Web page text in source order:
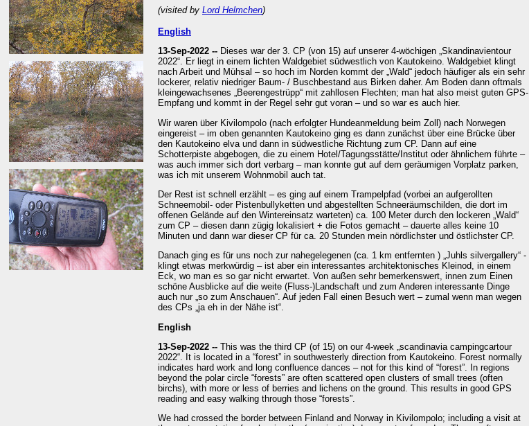
(visited by Lord Helmchen)
English
13-Sep-2022 -- Dieses war der 3. CP (von 15) auf unserer 4-wöchigen „Skandinavientour
2022“. Er liegt in einem lichten Waldgebiet südwestlich von Kautokeino. Waldgebiet klingt
nach Arbeit und Mühsal – so hoch im Norden kommt der „Wald“ jedoch häufiger als ein sehr
lockerer, relativ niedriger Baum- / Buschbestand aus Birken daher. Am Boden dann oftmals
kleingewachsenes „Beerengestrüpp“ mit zahllosen Flechten; man hat also meist guten GPS-
Empfang und kommt in der Regel sehr gut voran – und so war es auch hier.
Wir waren über Kivilompolo (nach erfolgter Hundeanmeldung beim Zoll) nach Norwegen
eingereist – im oben genannten Kautokeino ging es dann zunächst über eine Brücke über
den Kautokeino elva und dann in südwestliche Richtung zum CP. Dann auf eine
Schotterpiste abgebogen, die zu einem Hotel/Tagungsstätte/Institut oder ähnlichem führte –
was auch immer sich dort verbarg – man konnte gut auf dem geräumigen Vorplatz parken,
was ich mit unserem Wohnmobil auch tat.
Der Rest ist schnell erzählt – es ging auf einem Trampelpfad (vorbei an aufgerollten
Schneemobil- oder Pistenbullyketten und abgestellten Schneeräumschilden, die dort im
offenen Gelände auf den Wintereinsatz warteten) ca. 100 Meter durch den lockeren „Wald“
zum CP – diesen dann zügig lokalisiert + die Fotos gemacht – dauerte alles keine 10
Minuten und dann war dieser CP für ca. 20 Stunden mein nördlichster und östlichster CP.
Danach ging es für uns noch zur nahegelegenen (ca. 1 km entfernten ) „Juhls silvergallery“ -
klingt etwas merkwürdig – ist aber ein interessantes architektonisches Kleinod, in einem
Eck, wo man es so gar nicht erwartet. Von außen sehr bemerkenswert, innen zum Einen
schöne Ausblicke auf die weite (Fluss-)Landschaft und zum Anderen interessante Dinge
auch nur „so zum Anschauen“. Auf jeden Fall einen Besuch wert – zumal wenn man wegen
des CPs „ja eh in der Nähe ist“.
English
13-Sep-2022 -- This was the third CP (of 15) on our 4-week „scandinavia campingcartour
2022“. It is located in a “forest” in southwesterly direction from Kautokeino. Forest normally
indicates hard work and long confluence dances – not for this kind of “forest”. In regions
beyond the polar circle “forests” are often scattered open clusters of small trees (often
birchs), with more or less of berries and lichens on the ground. This results in good GPS
reading and easy walking through those “forests”.
We had crossed the border between Finland and Norway in Kivilompolo; including a visit at